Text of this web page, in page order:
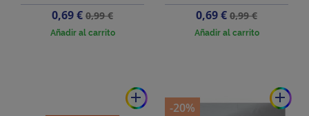
Precio
0,69 €Precio
base
0,99 €
Añadir al carrito
Precio
0,69 €Precio
base
0,99 €
Añadir al carrito
add add
-20%